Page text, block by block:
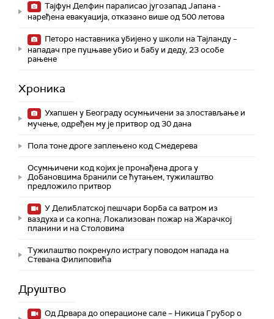
Тајфун Делфин паралисао југозапад Јапана -
наређена евакуација, отказано више од 500 летова
Петоро наставника убијено у школи на Тајланду –
нападач пре пуцњаве убио и бабу и деду, 23 особе
рањене
Хроника
Ухапшен у Београду осумњичени за злостављање и
мучење, одређен му је притвор од 30 дана
Пола тоне дроге заплењено код Смедерева
Осумњичени код којих је пронађена дрога у
Добановцима бранили се ћутањем, тужилаштво
предложило притвор
У Делиблатској пешчари борба са ватром из
ваздуха и са копна; Локализован пожар на Жарачкој
планини и на Столовима
Тужилаштво покренуло истрагу поводом напада на
Стевана Филиповића
Друштво
Од Дрвара до операционе сале – Никица Грубор о